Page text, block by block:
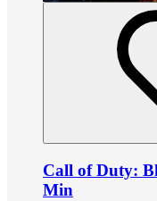
Call of Duty:
Min